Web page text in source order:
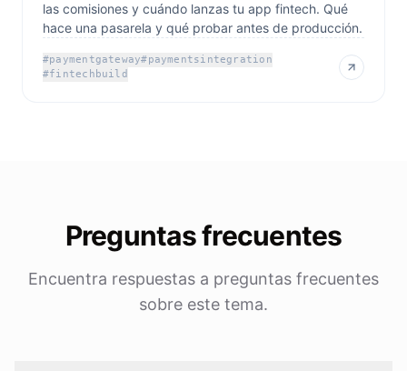
las comisiones y cuándo lanzas tu app fintech. Qué
hace una pasarela y qué probar antes de producción.
#paymentgateway#paymentsintegration
#fintechbuild
Preguntas frecuentes
Encuentra respuestas a preguntas frecuentes
sobre este tema.